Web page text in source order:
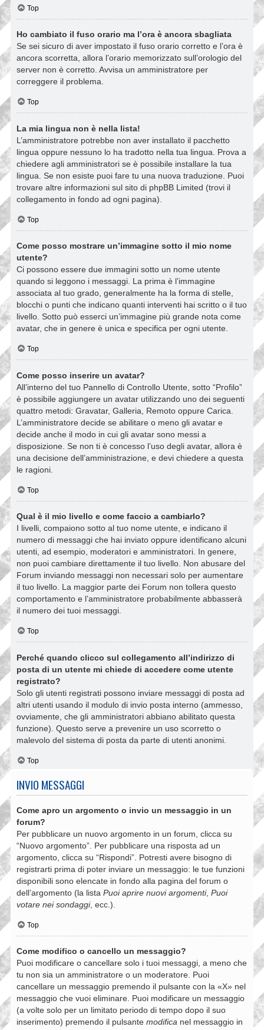
Top
Ho cambiato il fuso orario ma l’ora è ancora sbagliata
Se sei sicuro di aver impostato il fuso orario corretto e l’ora è
ancora scorretta, allora l’orario memorizzato sull’orologio del
server non è corretto. Avvisa un amministratore per
correggere il problema.
Top
La mia lingua non è nella lista!
L’amministratore potrebbe non aver installato il pacchetto
lingua oppure nessuno lo ha tradotto nella tua lingua. Prova a
chiedere agli amministratori se è possibile installare la tua
lingua. Se non esiste puoi fare tu una nuova traduzione. Puoi
trovare altre informazioni sul sito di phpBB Limited (trovi il
collegamento in fondo ad ogni pagina).
Top
Come posso mostrare un’immagine sotto il mio nome
utente?
Ci possono essere due immagini sotto un nome utente
quando si leggono i messaggi. La prima è l’immagine
associata al tuo grado, generalmente ha la forma di stelle,
blocchi o punti che indicano quanti interventi hai scritto o il tuo
livello. Sotto può esserci un’immagine più grande nota come
avatar, che in genere è unica e specifica per ogni utente.
Top
Come posso inserire un avatar?
All’interno del tuo Pannello di Controllo Utente, sotto “Profilo”
è possibile aggiungere un avatar utilizzando uno dei seguenti
quattro metodi: Gravatar, Galleria, Remoto oppure Carica.
L’amministratore decide se abilitare o meno gli avatar e
decide anche il modo in cui gli avatar sono messi a
disposizione. Se non ti è concesso l’uso degli avatar, allora è
una decisione dell’amministrazione, e devi chiedere a questa
le ragioni.
Top
Qual è il mio livello e come faccio a cambiarlo?
I livelli, compaiono sotto al tuo nome utente, e indicano il
numero di messaggi che hai inviato oppure identificano alcuni
utenti, ad esempio, moderatori e amministratori. In genere,
non puoi cambiare direttamente il tuo livello. Non abusare del
Forum inviando messaggi non necessari solo per aumentare
il tuo livello. La maggior parte dei Forum non tollera questo
comportamento e l’amministratore probabilmente abbasserà
il numero dei tuoi messaggi.
Top
Perché quando clicco sul collegamento all’indirizzo di
posta di un utente mi chiede di accedere come utente
registrato?
Solo gli utenti registrati possono inviare messaggi di posta ad
altri utenti usando il modulo di invio posta interno (ammesso,
ovviamente, che gli amministratori abbiano abilitato questa
funzione). Questo serve a prevenire un uso scorretto o
malevolo del sistema di posta da parte di utenti anonimi.
Top
INVIO MESSAGGI
Come apro un argomento o invio un messaggio in un
forum?
Per pubblicare un nuovo argomento in un forum, clicca su
“Nuovo argomento”. Per pubblicare una risposta ad un
argomento, clicca su “Rispondi”. Potresti avere bisogno di
registrarti prima di poter inviare un messaggio: le tue funzioni
disponibili sono elencate in fondo alla pagina del forum o
dell’argomento (la lista Puoi aprire nuovi argomenti, Puoi
votare nei sondaggi, ecc.).
Top
Come modifico o cancello un messaggio?
Puoi modificare o cancellare solo i tuoi messaggi, a meno che
tu non sia un amministratore o un moderatore. Puoi
cancellare un messaggio premendo il pulsante con la «X» nel
messaggio che vuoi eliminare. Puoi modificare un messaggio
(a volte solo per un limitato periodo di tempo dopo il suo
inserimento) premendo il pulsante modifica nel messaggio in